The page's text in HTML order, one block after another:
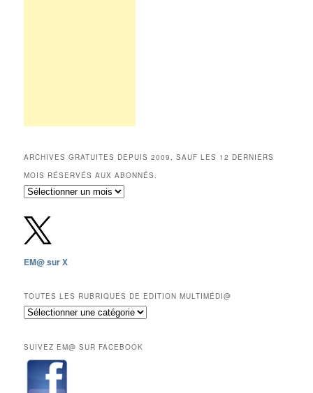
ARCHIVES GRATUITES DEPUIS 2009, SAUF LES 12 DERNIERS
MOIS RÉSERVÉS AUX ABONNÉS.
Archives
depuis
2009,
sauf
les
mois
réservés
aux
EM@ sur X
TOUTES LES RUBRIQUES DE EDITION MULTIMÉDI@
Toutes
de
Edition
Multimédi@
SUIVEZ EM@ SUR FACEBOOK